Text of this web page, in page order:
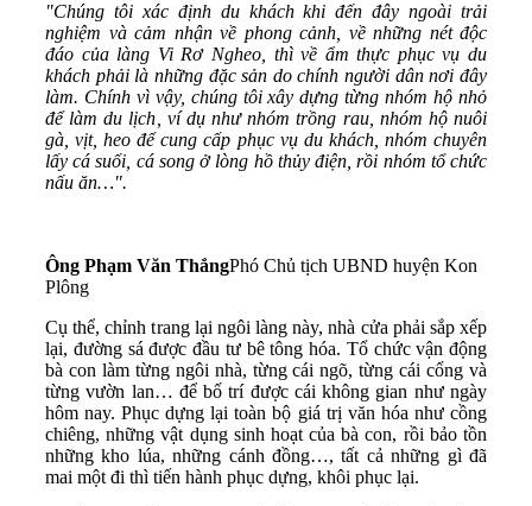
"Chúng tôi xác định du khách khi đến đây ngoài trải
nghiệm và cảm nhận về phong cảnh, về những nét độc
đáo của làng Vi Rơ Ngheo, thì về ẩm thực phục vụ du
khách phải là những đặc sản do chính người dân nơi đây
làm. Chính vì vậy, chúng tôi xây dựng từng nhóm hộ nhỏ
để làm du lịch, ví dụ như nhóm trồng rau, nhóm hộ nuôi
gà, vịt, heo để cung cấp phục vụ du khách, nhóm chuyên
lấy cá suối, cá song ở lòng hồ thủy điện, rồi nhóm tổ chức
nấu ăn…".
Ông Phạm Văn ThắngPhó Chủ tịch UBND huyện Kon
Plông
Cụ thể, chỉnh trang lại ngôi làng này, nhà cửa phải sắp xếp
lại, đường sá được đầu tư bê tông hóa. Tổ chức vận động
bà con làm từng ngôi nhà, từng cái ngõ, từng cái cổng và
từng vườn lan… để bố trí được cái không gian như ngày
hôm nay. Phục dựng lại toàn bộ giá trị văn hóa như cồng
chiêng, những vật dụng sinh hoạt của bà con, rồi bảo tồn
những kho lúa, những cánh đồng…, tất cả những gì đã
mai một đi thì tiến hành phục dựng, khôi phục lại.